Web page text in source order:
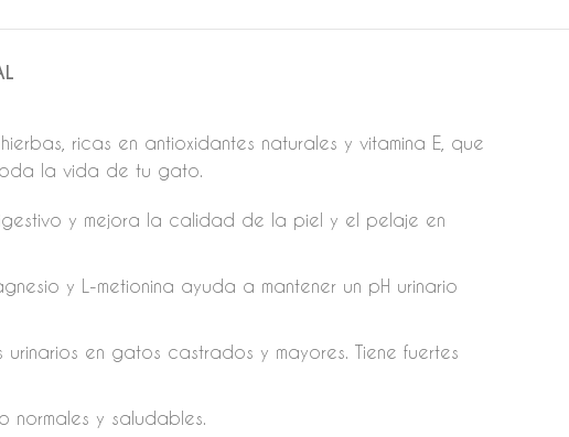
ricas en antioxidantes naturales y vitamina E, que
la vida de tu gato.
y mejora la calidad de la piel y el pelaje en
y L-metionina ayuda a mantener un pH urinario
en gatos castrados y mayores. Tiene fuertes
normales y saludables.